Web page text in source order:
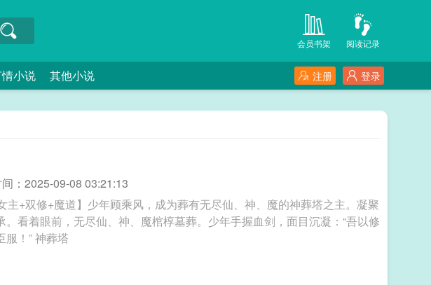
阅读记录
会员书架
小说 其他小说 登录
注册
：2025-09-08 03:21:13
主+双修+魔道】少年顾乘风，成为葬有无尽仙、神、魔的神葬塔之主。凝聚
。看着眼前，无尽仙、神、魔棺椁墓葬。少年手握血剑，面目沉凝：“吾以修
士之血祭魔剑，万道皆臣服！” 神葬塔